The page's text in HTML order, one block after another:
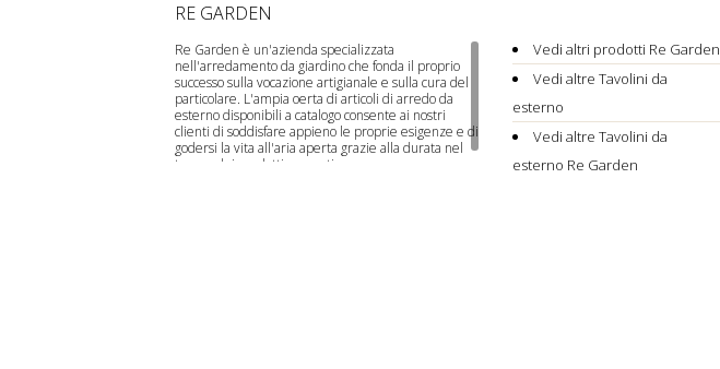
RE GARDEN
Re Garden è un'azienda specializzata
nell'arredamento da giardino che fonda il proprio
successo sulla vocazione artigianale e sulla cura del
particolare. L'ampia offerta di articoli di arredo da
esterno disponibili a catalogo consente ai nostri
clienti di soddisfare appieno le proprie esigenze e di
godersi la vita all'aria aperta grazie alla durata nel
tempo dei prodotti proposti.
Vedi altri prodotti Re Garden
Vedi altre Tavolini da
esterno
Vedi altre Tavolini da
esterno Re Garden